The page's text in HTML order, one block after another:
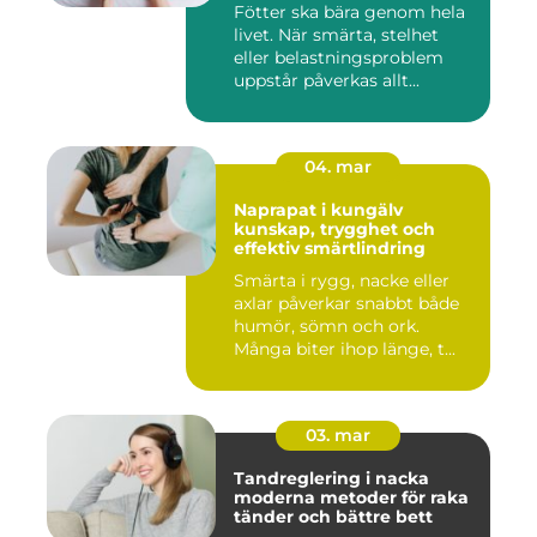
Fötter ska bära genom hela
livet. När smärta, stelhet
eller belastningsproblem
uppstår påverkas allt...
04. mar
Naprapat i kungälv
kunskap, trygghet och
effektiv smärtlindring
Smärta i rygg, nacke eller
axlar påverkar snabbt både
humör, sömn och ork.
Många biter ihop länge, t...
03. mar
Tandreglering i nacka
moderna metoder för raka
tänder och bättre bett